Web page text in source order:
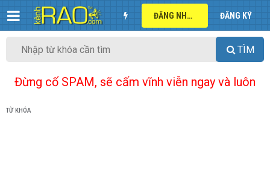
ĐĂNG NHẬP ĐĂNG KÝ
TÌM
Đừng cố SPAM, sẽ cấm vĩnh viễn ngay và luôn
TỪ KHÓA